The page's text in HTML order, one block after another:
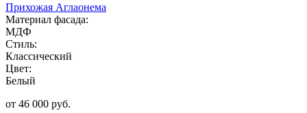
Прихожая Аглаонема
Материал фасада:
МДФ
Стиль:
Классический
Цвет:
Белый
от 46 000 руб.